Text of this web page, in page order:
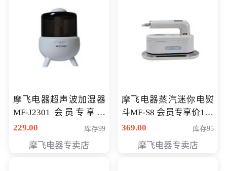
摩飞电器超声波加湿器
MF-J2301 会员专享价
168元
229.00 库存99
摩飞电器专卖店
摩飞电器蒸汽迷你电熨
斗MF-S8 会员专享价168
元
369.00 库存95
摩飞电器专卖店